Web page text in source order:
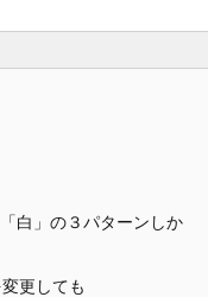
白」の３パターンしか
更しても